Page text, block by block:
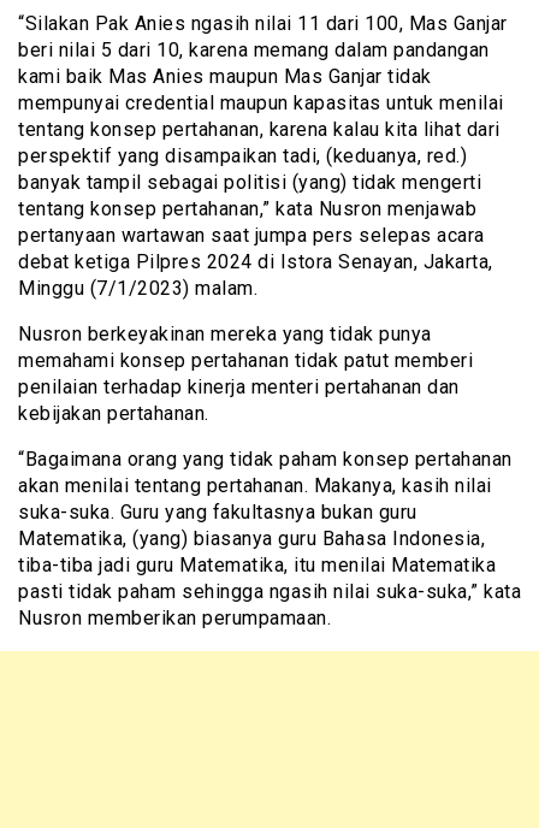
“Silakan Pak Anies ngasih nilai 11 dari 100, Mas Ganjar
beri nilai 5 dari 10, karena memang dalam pandangan
kami baik Mas Anies maupun Mas Ganjar tidak
mempunyai credential maupun kapasitas untuk menilai
tentang konsep pertahanan, karena kalau kita lihat dari
perspektif yang disampaikan tadi, (keduanya, red.)
banyak tampil sebagai politisi (yang) tidak mengerti
tentang konsep pertahanan,” kata Nusron menjawab
pertanyaan wartawan saat jumpa pers selepas acara
debat ketiga Pilpres 2024 di Istora Senayan, Jakarta,
Minggu (7/1/2023) malam.
Nusron berkeyakinan mereka yang tidak punya
memahami konsep pertahanan tidak patut memberi
penilaian terhadap kinerja menteri pertahanan dan
kebijakan pertahanan.
“Bagaimana orang yang tidak paham konsep pertahanan
akan menilai tentang pertahanan. Makanya, kasih nilai
suka-suka. Guru yang fakultasnya bukan guru
Matematika, (yang) biasanya guru Bahasa Indonesia,
tiba-tiba jadi guru Matematika, itu menilai Matematika
pasti tidak paham sehingga ngasih nilai suka-suka,” kata
Nusron memberikan perumpamaan.